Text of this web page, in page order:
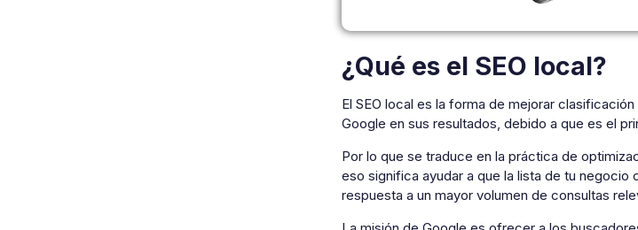
¿Qué es el SEO local?
El SEO local es la forma de mejorar
Google en sus resultados, debido a que es el
Por lo que se traduce en la práctica de
eso significa ayudar a que la lista de tu
respuesta a un mayor volumen de consultas